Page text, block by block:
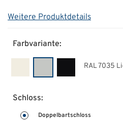
Weitere Produktdetails
Farbvariante:
RAL 7035
Schloss:
Doppelbartschloss